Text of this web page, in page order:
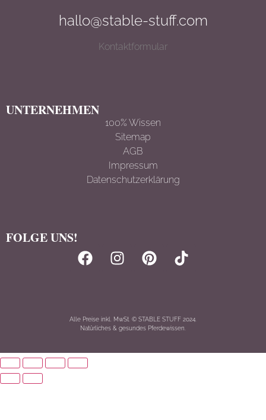
hallo@stable-stuff.com
Kontaktformular
UNTERNEHMEN
100% Wissen
Sitemap
AGB
Impressum
Datenschutzerklärung
FOLGE UNS!
Alle Preise inkl. MwSt. © STABLE STUFF 2024.
Natürliches & gesundes Pferdewissen.